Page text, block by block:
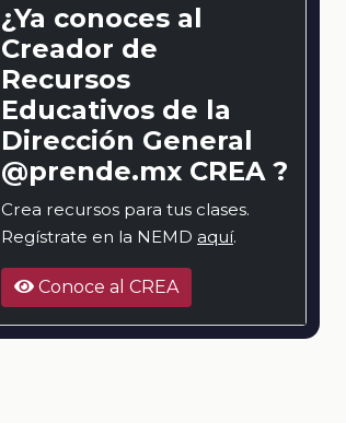
¿Ya conoces al
Creador de
Recursos
Educativos de la
Dirección General
@prende.mx CREA ?
Crea recursos para tus clases.
Regístrate en la NEMD aquí.
Conoce al CREA